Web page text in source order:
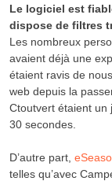
Le logiciel est
dispose de filtres
Les nombreux
avaient déjà une
étaient ravis de
web depuis la
Ctoutvert étaient un
30 secondes.
D’autre part,
telles qu’avec